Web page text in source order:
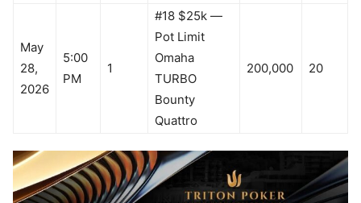
May
28,
2026
5:00
PM
1
#18 $25k —
Pot Limit
Omaha
TURBO
Bounty
Quattro
200,000 20